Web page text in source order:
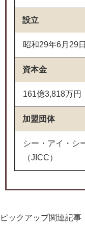
設立
昭和29年6月29日
資本金
161億3,818万円
加盟団体
シー・アイ・シ
（JICC）
ピックアップ関連記事